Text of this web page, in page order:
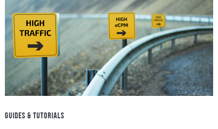
GUIDES & TUTORIALS